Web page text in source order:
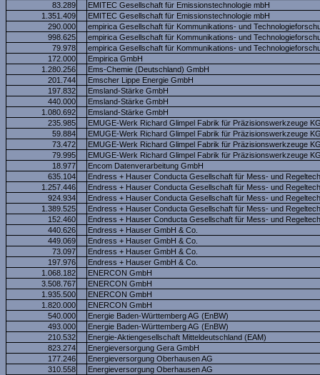
83.289
EMITEC Gesellschaft für Emissionstechnologie mbH
1.351.409
EMITEC Gesellschaft für Emissionstechnologie mbH
290.000
empirica Gesellschaft für Kommunikations- und
998.625
empirica Gesellschaft für Kommunikations- und
79.978
empirica Gesellschaft für Kommunikations- und
172.000
Empirica GmbH
1.280.256
Ems-Chemie (Deutschland) GmbH
201.744
Emscher Lippe Energie GmbH
197.832
Emsland-Stärke GmbH
440.000
Emsland-Stärke GmbH
1.080.692
Emsland-Stärke GmbH
235.985
EMUGE-Werk Richard Glimpel Fabrik für Präzisionswerkzeuge
59.884
EMUGE-Werk Richard Glimpel Fabrik für Präzisionswerkzeuge
73.472
EMUGE-Werk Richard Glimpel Fabrik für Präzisionswerkzeuge
79.995
EMUGE-Werk Richard Glimpel Fabrik für Präzisionswerkzeuge
18.977
Encom Datenverarbeitung GmbH
635.104
Endress + Hauser Conducta Gesellschaft für Mess- und
1.257.446
Endress + Hauser Conducta Gesellschaft für Mess- und
924.934
Endress + Hauser Conducta Gesellschaft für Mess- und
1.389.525
Endress + Hauser Conducta Gesellschaft für Mess- und
152.460
Endress + Hauser Conducta Gesellschaft für Mess- und
440.626
Endress + Hauser GmbH & Co.
449.069
Endress + Hauser GmbH & Co.
73.097
Endress + Hauser GmbH & Co.
197.976
Endress + Hauser GmbH & Co.
1.068.182
ENERCON GmbH
3.508.767
ENERCON GmbH
1.935.500
ENERCON GmbH
1.820.000
ENERCON GmbH
540.000
Energie Baden-Württemberg AG (EnBW)
493.000
Energie Baden-Württemberg AG (EnBW)
210.532
Energie-Aktiengesellschaft Mitteldeutschland (EAM)
823.274
Energieversorgung Gera GmbH
177.246
Energieversorgung Oberhausen AG
310.558
Energieversorgung Oberhausen AG